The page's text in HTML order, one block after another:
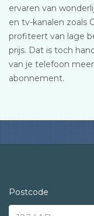
ervaren van
en tv-kanalen zoals
profiteert van lage
prijs. Dat is toch
van je telefoon
abonnement.
Postcode